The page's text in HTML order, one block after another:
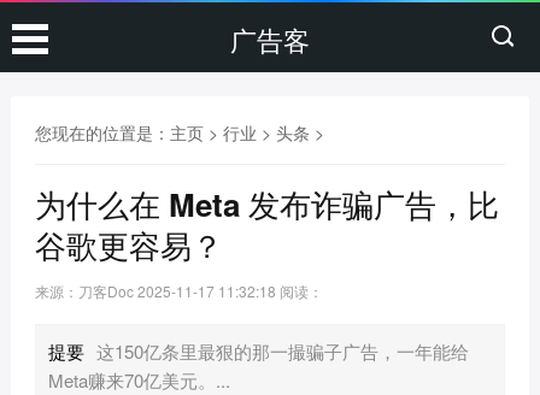
广告客
您现在的位置是： 主页> 行业 > 头条 >
为什么在 Meta 发布诈骗广告，比
谷歌更容易？
来源：刀客Doc2025-11-17 11:32:18 阅读：
提要 这150亿条里最狠的那一撮骗子广告，一年能给
Meta赚来70亿美元。...